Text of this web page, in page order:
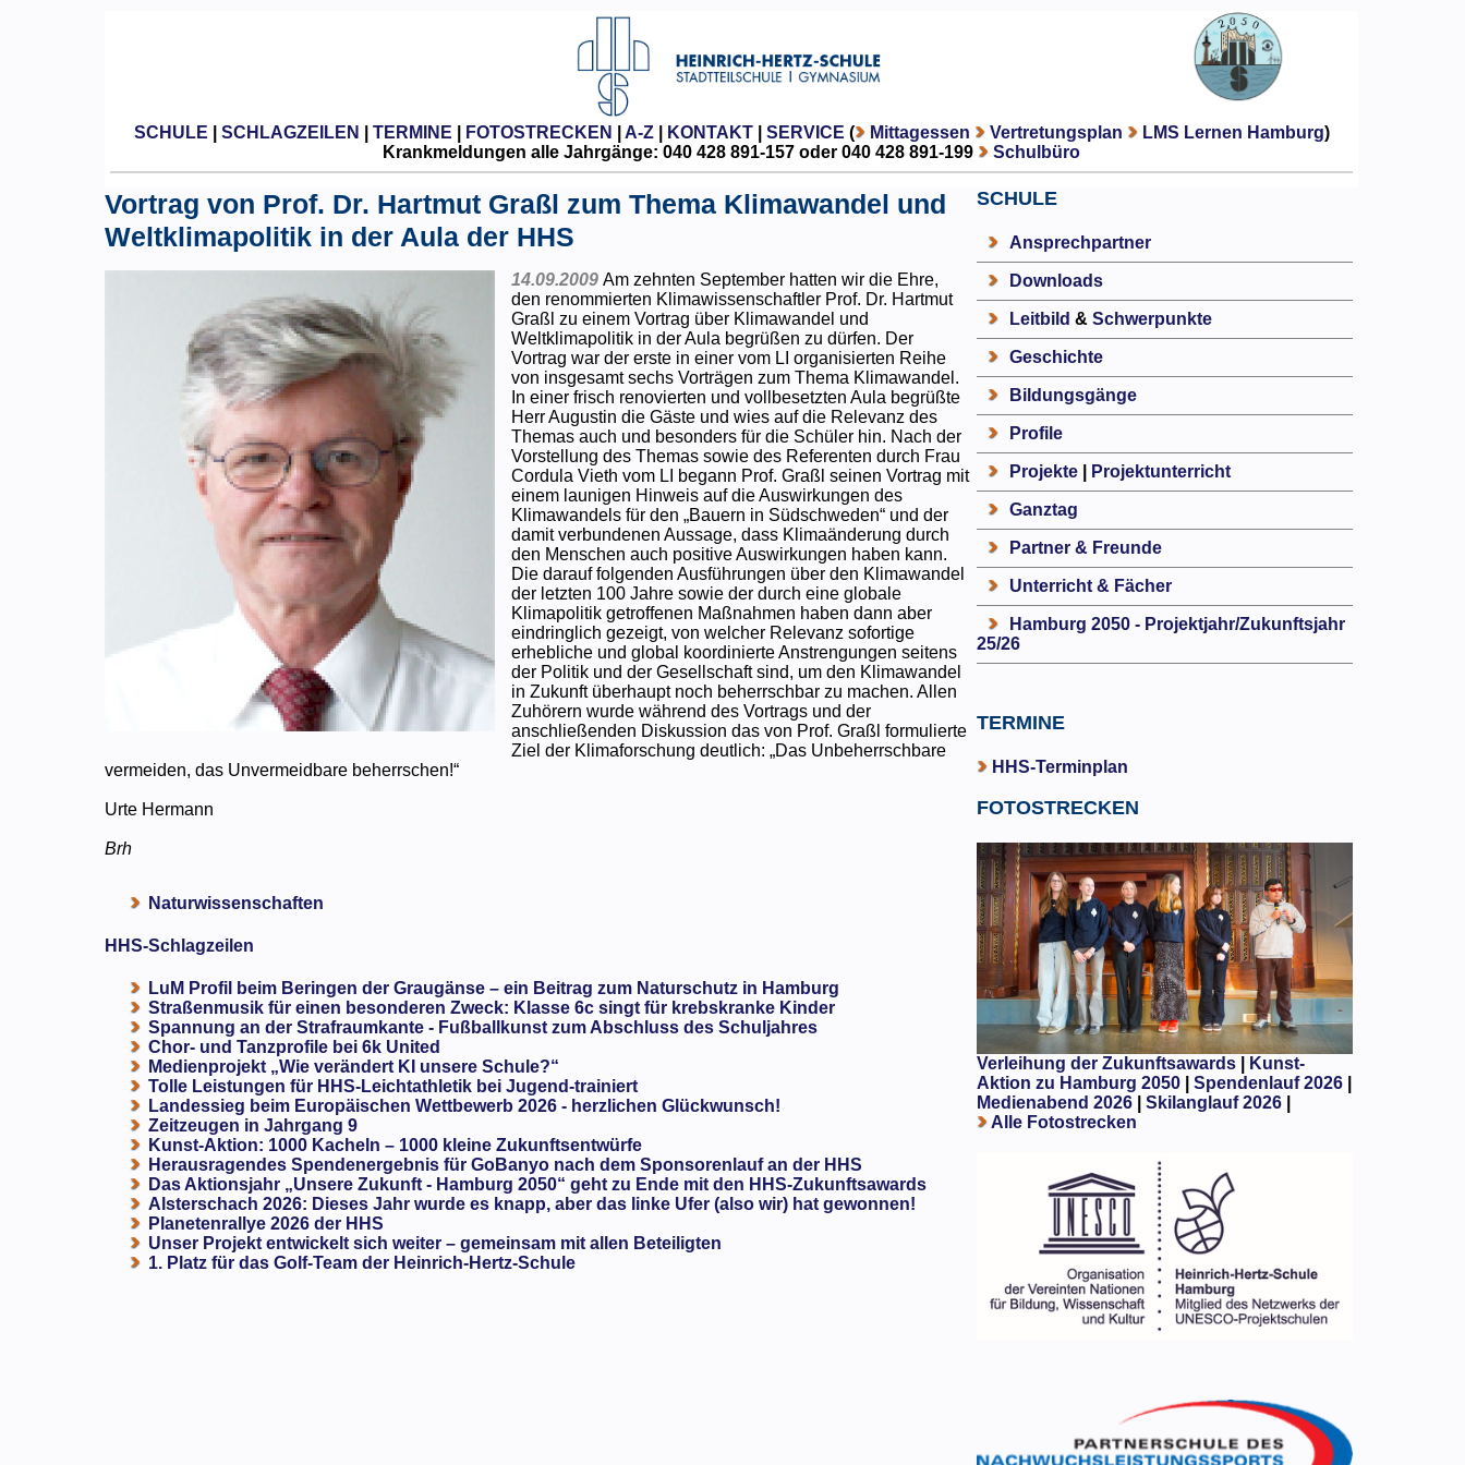
SCHULE SCHLAGZEILEN TERMINE FOTOSTRECKEN A-Z| KONTAKT| SERVICE ( Mittagessen Vertretungsplan LMS Lernen Hamburg)
Krankmeldungen alle Jahrgänge: 040 428 891-157 oder 040 428 891-199
Schulbüro
Vortrag von Prof. Dr. Hartmut Graßl zum Thema Klimawandel und
Weltklimapolitik in der Aula der HHS
14.09.2009 Am zehnten September hatten wir die Ehre,
den renommierten Klimawissenschaftler Prof. Dr. Hartmut
Graßl zu einem Vortrag über Klimawandel und
Weltklimapolitik in der Aula begrüßen zu dürfen. Der
Vortrag war der erste in einer vom LI organisierten Reihe
von insgesamt sechs Vorträgen zum Thema Klimawandel.
In einer frisch renovierten und vollbesetzten Aula begrüßte
Herr Augustin die Gäste und wies auf die Relevanz des
Themas auch und besonders für die Schüler hin. Nach der
Vorstellung des Themas sowie des Referenten durch Frau
Cordula Vieth vom LI begann Prof. Graßl seinen Vortrag mit
einem launigen Hinweis auf die Auswirkungen des
Klimawandels für den „Bauern in Südschweden“ und der
damit verbundenen Aussage, dass Klimaänderung durch
den Menschen auch positive Auswirkungen haben kann.
Die darauf folgenden Ausführungen über den Klimawandel
der letzten 100 Jahre sowie der durch eine globale
Klimapolitik getroffenen Maßnahmen haben dann aber
eindringlich gezeigt, von welcher Relevanz sofortige
erhebliche und global koordinierte Anstrengungen seitens
der Politik und der Gesellschaft sind, um den Klimawandel
in Zukunft überhaupt noch beherrschbar zu machen. Allen
Zuhörern wurde während des Vortrags und der
anschließenden Diskussion das von Prof. Graßl formulierte
Ziel der Klimaforschung deutlich: „Das Unbeherrschbare
vermeiden, das Unvermeidbare beherrschen!“
Urte Hermann
Brh
Naturwissenschaften
HHS-Schlagzeilen
LuM Profil beim Beringen der Graugänse – ein Beitrag zum Naturschutz in Hamburg
Straßenmusik für einen besonderen Zweck: Klasse 6c singt für krebskranke Kinder
Spannung an der Strafraumkante - Fußballkunst zum Abschluss des Schuljahres
Chor- und Tanzprofile bei 6k United
Medienprojekt „Wie verändert KI unsere Schule?“
Tolle Leistungen für HHS-Leichtathletik bei Jugend-trainiert
Landessieg beim Europäischen Wettbewerb 2026 - herzlichen Glückwunsch!
Zeitzeugen in Jahrgang 9
Kunst-Aktion: 1000 Kacheln – 1000 kleine Zukunftsentwürfe
Herausragendes Spendenergebnis für GoBanyo nach dem Sponsorenlauf an der HHS
Das Aktionsjahr „Unsere Zukunft - Hamburg 2050“ geht zu Ende mit den HHS-Zukunftsawards
Alsterschach 2026: Dieses Jahr wurde es knapp, aber das linke Ufer (also wir) hat gewonnen!
Planetenrallye 2026 der HHS
Unser Projekt entwickelt sich weiter – gemeinsam mit allen Beteiligten
1. Platz für das Golf-Team der Heinrich-Hertz-Schule
SCHULE
Ansprechpartner
Downloads
Leitbild & Schwerpunkte
Geschichte
Bildungsgänge
Profile
Projekte| Projektunterricht
Ganztag
Partner & Freunde
Unterricht & Fächer
Hamburg 2050 - Projektjahr/Zukunftsjahr
25/26
TERMINE
HHS-Terminplan
FOTOSTRECKEN
Verleihung der Zukunftsawards|
Kunst-
Aktion zu Hamburg 2050
Spendenlauf 2026|
Medienabend 2026| Skilanglauf 2026|
Alle Fotostrecken